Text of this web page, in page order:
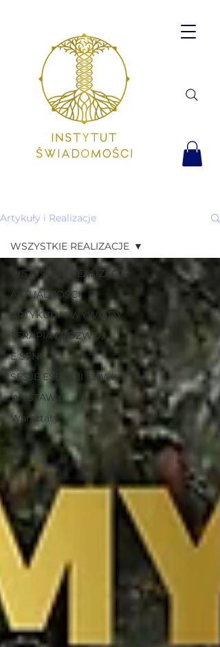
Artykuły i Realizacje
WSZYSTKIE REALIZACJE
AKTUALNOŚCI
ARTYKUŁY I WYWIADY
TERAPIA I ROZWÓJ
E SENS
SESJE ESENCJI CHWIL
WYSTAWY
Warsztaty
WSZYSTKIE REALIZACJE